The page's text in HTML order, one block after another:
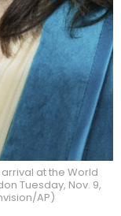
at the World
Tuesday, Nov. 9,
AP)